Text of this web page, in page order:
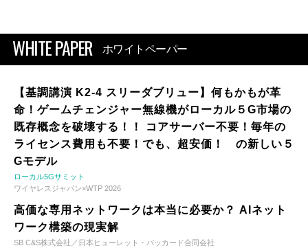
WHITE PAPER ホワイトペーパー
【基調講演 K2-4 スリーダブリュー】何もかもが革
命！ゲームチェンジャー無線機がローカル５G市場の
既存概念を破壊する！！ コアサーバー不要！毎年の
ライセンス費用も不要！でも、超安価！ の新しい５
Gモデル
ローカル5Gサミット
ワイヤレスジャパン×WTP 2026
高価な専用ネットワークは本当に必要か？ AIネット
ワーク構築の現実解
SB C&S株式会社／日本ヒューレット・パッカード合同会社